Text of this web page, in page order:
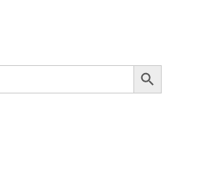
Search Button